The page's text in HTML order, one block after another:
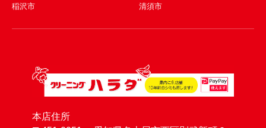
稲沢市
清須市
本店住所